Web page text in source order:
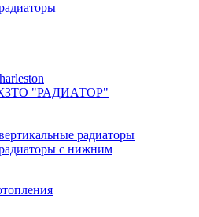
"КЗТО "РАДИАТОР"
радиаторы
с нижним